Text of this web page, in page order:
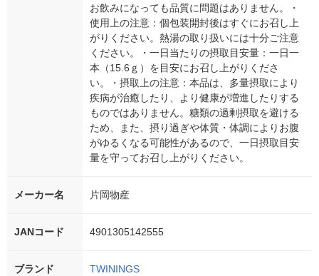
お飲みになっても品質に問題はありません。・
使用上の注意：個包装開封後はすぐにお召し上
がりください。熱湯の取り扱いには十分ご注意
ください。・一日当たりの摂取目安量：一日一
本（15.6ｇ）を目安にお召し上がりくださ
い。・摂取上の注意：本品は、多量摂取により
疾病が治癒したり、より健康が増進したりする
ものではありません。糖類の過剰摂取を避ける
ため、また、摂り過ぎや体質・体調によりお腹
がゆるくなる可能性があるので、一日摂取目安
量を守ってお召し上がりください。
メーカー名 片岡物産
JANコード 4901305142555
ブランド TWININGS